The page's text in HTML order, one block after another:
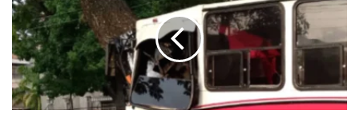
frenos
impacta
contra
un
árbol
en
Aragua: